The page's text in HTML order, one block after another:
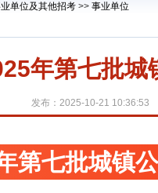
单位及其他招考 >> 事业单位
年第七批
发布：2025-10-21 10:36:53
第七批城镇